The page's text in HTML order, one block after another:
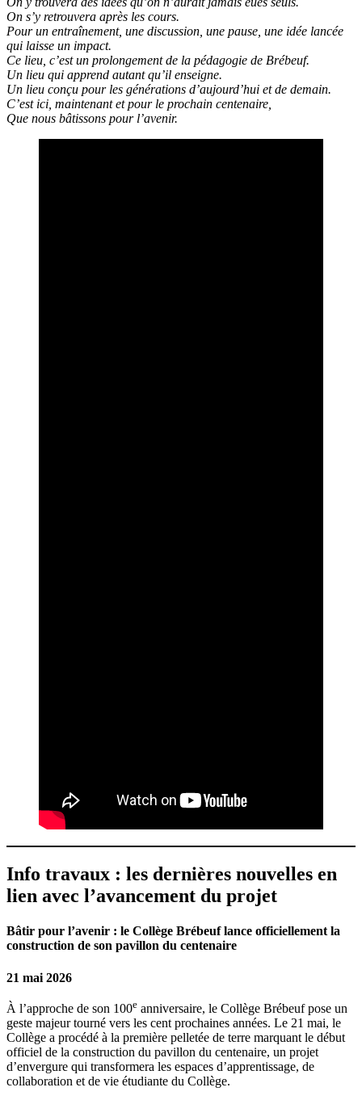
On s’y retrouvera après les cours.
Pour un entraînement, une discussion, une pause, une idée lancée
qui laisse un impact.
Ce lieu, c’est un prolongement de la pédagogie de Brébeuf.
Un lieu qui apprend autant qu’il enseigne.
Un lieu conçu pour les générations d’aujourd’hui et de demain.
C’est ici, maintenant et pour le prochain centenaire,
Que nous bâtissons pour l’avenir.
Info travaux : les dernières nouvelles en
lien avec l’avancement du projet
Bâtir pour l’avenir : le Collège Brébeuf lance officiellement la
construction de son pavillon du centenaire
21 mai 2026
À l’approche de son 100e anniversaire, le Collège Brébeuf pose un
geste majeur tourné vers les cent prochaines années. Le 21 mai, le
Collège a procédé à la première pelletée de terre marquant le début
officiel de la construction du pavillon du centenaire, un projet
d’envergure qui transformera les espaces d’apprentissage, de
collaboration et de vie étudiante du Collège.